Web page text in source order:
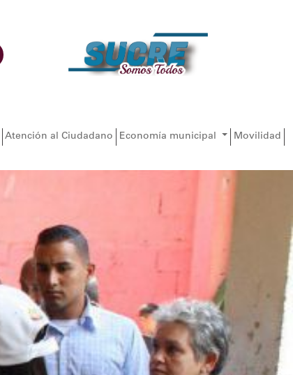
Atención al Ciudadano Economía municipal
Movilidad